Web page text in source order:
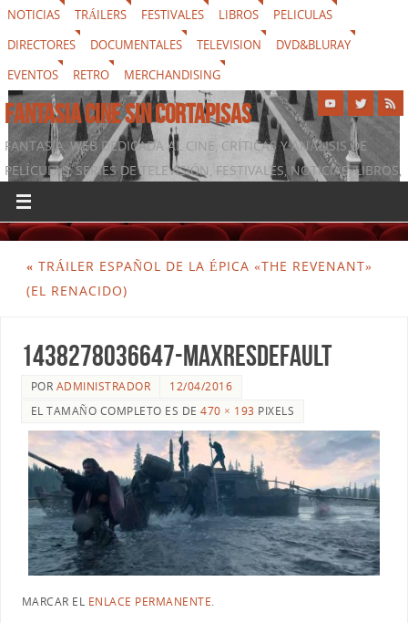
NOTICIAS TRÁILERS FESTIVALES LIBROS
PELICULAS
DIRECTORES
DOCUMENTALES TELEVISION
DVD&BLURAY
EVENTOS
RETRO MERCHANDISING
FANTASIA CINE SIN CORTAPISAS
FANTASIA, WEB DEDICADA AL CINE, CRÍTICAS Y ANÁLISIS DE
PELÍCULAS, SERIES DE TELEVISIÓN, FESTIVALES, NOTICIAS, LIBROS,
DVD & BLURAY, MERCHANDISING Y TODO LO QUE RODEA AL
SÉPTIMO ARTE
« TRÁILER ESPAÑOL DE LA ÉPICA «THE REVENANT»
(EL RENACIDO)
1438278036647-maxresdefault
POR ADMINISTRADOR
12/04/2016
EL TAMAÑO COMPLETO ES DE470 × 193 PIXELS
MARCAR EL ENLACE PERMANENTE.